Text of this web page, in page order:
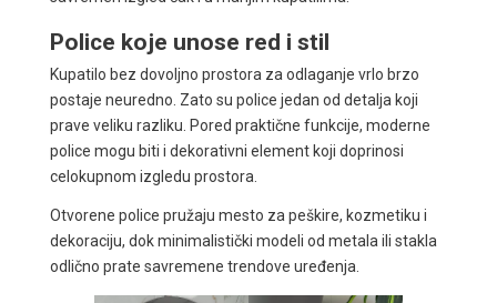
Police koje unose red i stil
Kupatilo bez dovoljno prostora za odlaganje vrlo brzo
postaje neuredno. Zato su police jedan od detalja koji
prave veliku razliku. Pored praktične funkcije, moderne
police mogu biti i dekorativni element koji doprinosi
celokupnom izgledu prostora.
Otvorene police pružaju mesto za peškire, kozmetiku i
dekoraciju, dok minimalistički modeli od metala ili stakla
odlično prate savremene trendove uređenja.